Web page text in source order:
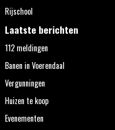
Rijschool
Laatste berichten
112 meldingen
Banen in Voerendaal
Vergunningen
Huizen te koop
Evenementen